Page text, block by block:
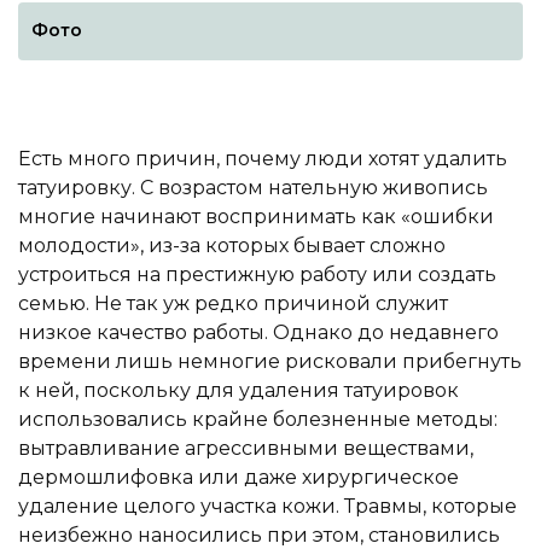
Фото
Есть много причин, почему люди хотят удалить
татуировку. С возрастом нательную живопись
многие начинают воспринимать как «ошибки
молодости», из-за которых бывает сложно
устроиться на престижную работу или создать
семью. Не так уж редко причиной служит
низкое качество работы. Однако до недавнего
времени лишь немногие рисковали прибегнуть
к ней, поскольку для удаления татуировок
использовались крайне болезненные методы:
вытравливание агрессивными веществами,
дермошлифовка или даже хирургическое
удаление целого участка кожи. Травмы, которые
неизбежно наносились при этом, становились